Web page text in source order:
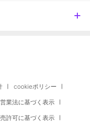
cookieポリシー
業法に基づく表示
許可に基づく表示